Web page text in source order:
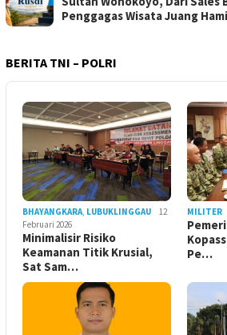
Penggagas Wisata Juang
BERITA TNI – POLRI
BHAYANGKARA LUBUKLINGGAU
12
Februari 2026
Minimalisir Risiko
Keamanan Titik Krusial,
Sat Sam…
MILITER
Pe…